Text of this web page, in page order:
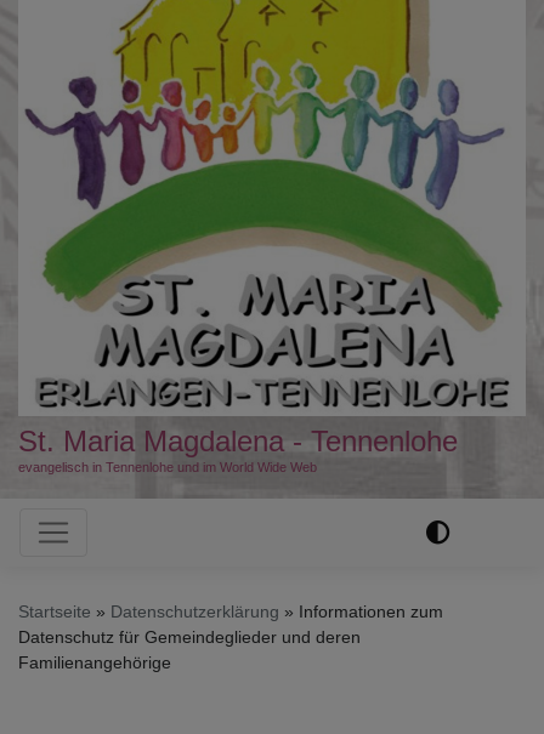
St. Maria Magdalena - Tennenlohe
evangelisch in Tennenlohe und im World Wide Web
Hauptnavigation
Startseite Datenschutzerklärung
Informationen zum
Datenschutz für Gemeindeglieder und deren
Familienangehörige